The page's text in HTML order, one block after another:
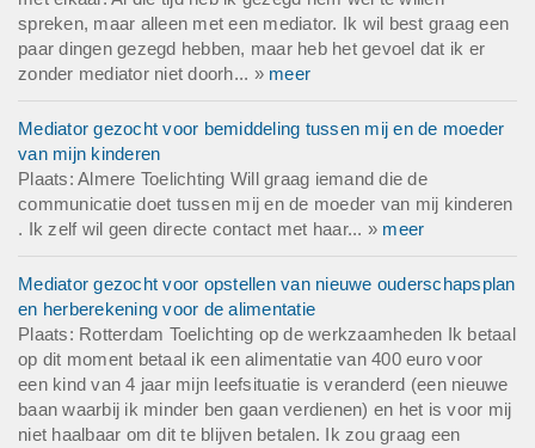
spreken, maar alleen met een mediator. Ik wil best graag een
paar dingen gezegd hebben, maar heb het gevoel dat ik er
zonder mediator niet doorh... » meer
Mediator gezocht voor bemiddeling tussen mij en de moeder
van mijn kinderen
Plaats: Almere Toelichting Will graag iemand die de
communicatie doet tussen mij en de moeder van mij kinderen
. Ik zelf wil geen directe contact met haar... » meer
Mediator gezocht voor opstellen van nieuwe ouderschapsplan
en herberekening voor de alimentatie
Plaats: Rotterdam Toelichting op de werkzaamheden Ik betaal
op dit moment betaal ik een alimentatie van 400 euro voor
een kind van 4 jaar mijn leefsituatie is veranderd (een nieuwe
baan waarbij ik minder ben gaan verdienen) en het is voor mij
niet haalbaar om dit te blijven betalen. Ik zou graag een